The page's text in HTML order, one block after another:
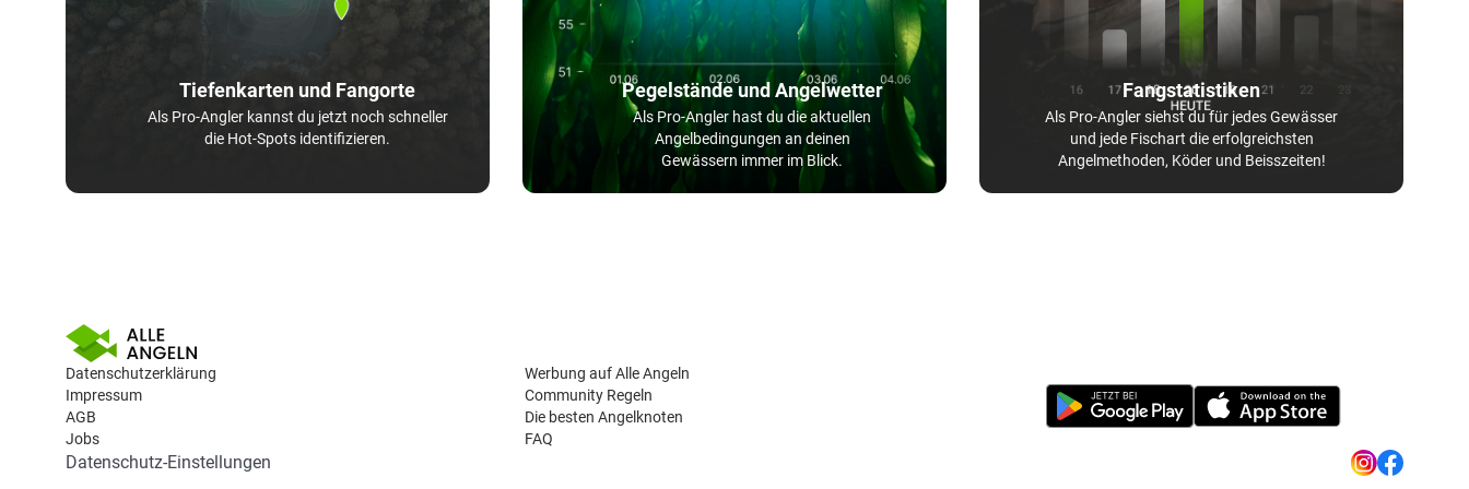
Tiefenkarten und Fangorte
Als Pro-Angler kannst du jetzt noch schneller
die Hot-Spots identifizieren.
Pegelstände und Angelwetter
Als Pro-Angler hast du die aktuellen
Angelbedingungen an deinen
Gewässern immer im Blick.
Fangstatistiken
Als Pro-Angler siehst du für jedes Gewässer
und jede Fischart die erfolgreichsten
Angelmethoden, Köder und Beisszeiten!
Datenschutzerklärung
Impressum
AGB
Jobs
Werbung auf Alle Angeln
Community Regeln
Die besten Angelknoten
FAQ
Datenschutz-Einstellungen